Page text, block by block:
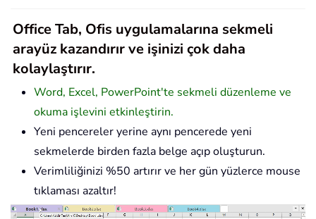
Office Tab, Ofis uygulamalarına sekmeli
arayüz kazandırır ve işinizi çok daha
kolaylaştırır.
Word, Excel, PowerPoint'te sekmeli düzenleme ve
okuma işlevini etkinleştirin.
Yeni pencereler yerine aynı pencerede yeni
sekmelerde birden fazla belge açıp oluşturun.
Verimliliğinizi %50 artırır ve her gün yüzlerce mouse
tıklaması azaltır!